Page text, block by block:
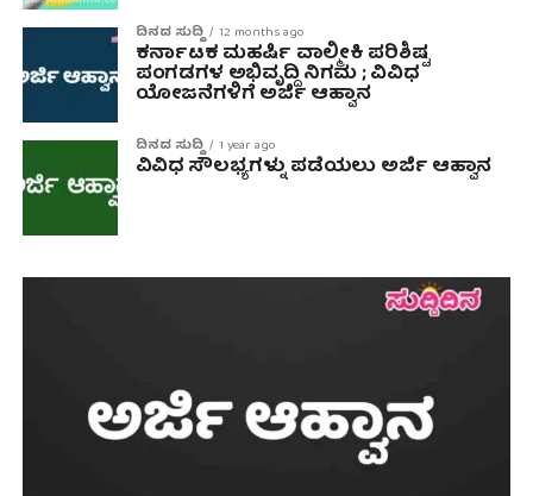
ದಿನದ ಸುದ್ದಿ 12 months ago
ಕರ್ನಾಟಕ ಮಹರ್ಷಿ ವಾಲ್ಮೀಕಿ ಪರಿಶಿಷ್ಟ
ಪಂಗಡಗಳ ಅಭಿವೃದ್ದಿ ನಿಗಮ ; ವಿವಿಧ
ಯೋಜನೆಗಳಿಗೆ ಅರ್ಜಿ ಆಹ್ವಾನ
ದಿನದ ಸುದ್ದಿ 1 year ago
ವಿವಿಧ ಸೌಲಭ್ಯಗಳ್ನು ಪಡೆಯಲು ಅರ್ಜಿ ಆಹ್ವಾನ